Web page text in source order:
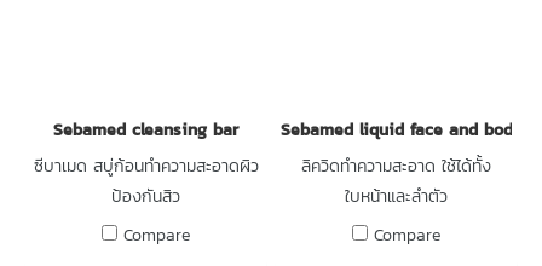
Sebamed cleansing bar
ซีบาเมด สบู่ก้อนทำความสะอาดผิว
ป้องกันสิว
Compare
Sebamed liquid face and body
ลิควิดทำความสะอาด ใช้ได้ทั้ง
ใบหน้าและลำตัว
Compare